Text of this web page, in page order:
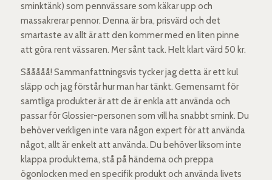
sminktänk) som pennvässare som käkar upp och
massakrerar pennor. Denna är bra, prisvärd och det
smartaste av allt är att den kommer med en liten pinne
att göra rent vässaren. Mer sånt tack. Helt klart värd 50 kr.
Sååååå! Sammanfattningsvis tycker jag detta är ett kul
släpp och jag förstår hur man har tänkt. Gemensamt för
samtliga produkter är att de är enkla att använda och
passar för Glossier-personen som vill ha snabbt smink. Du
behöver verkligen inte vara någon expert för att använda
något, allt är enkelt att använda. Du behöver liksom inte
klappa produkterna, stå på händerna och preppa
ögonlocken med en specifik produkt och använda livets